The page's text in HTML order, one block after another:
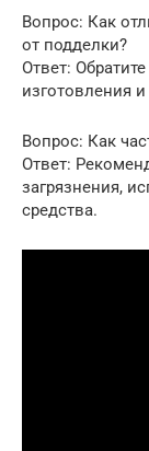
Вопрос: Как
от подделки?
Ответ:
изготовления
Вопрос: Как
Ответ:
загрязнения,
средства.